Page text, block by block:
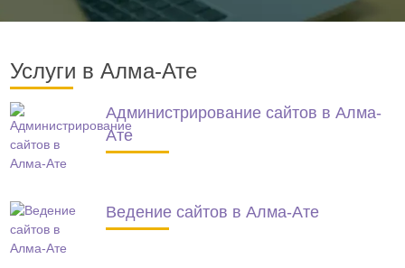
Услуги в Алма-Ате
Администрирование сайтов в Алма-
Ате
Ведение сайтов в Алма-Ате